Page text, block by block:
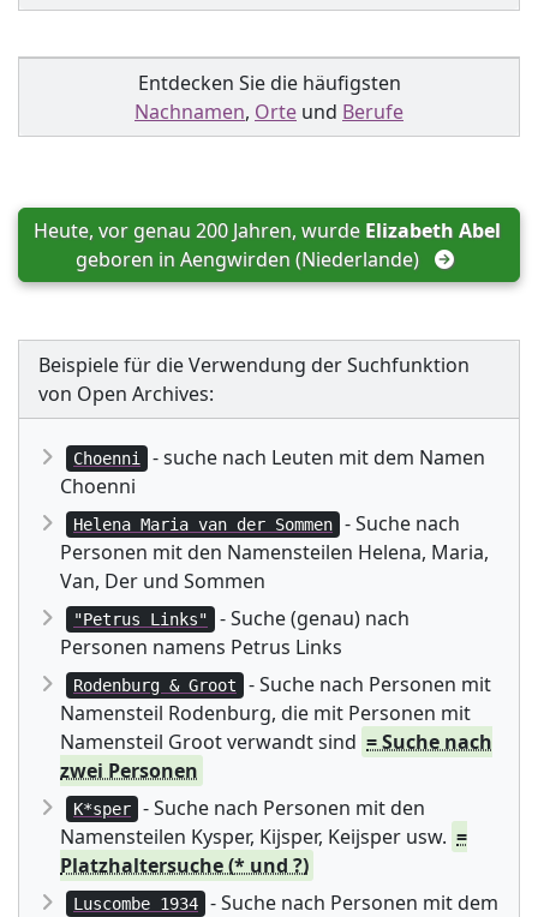
Entdecken Sie die häufigsten
Nachnamen, Orte und Berufe
Heute, vor genau 200 Jahren, wurde Elizabeth Abel
geboren in Aengwirden (Niederlande)
Beispiele für die Verwendung der Suchfunktion
von Open Archives:
Choenni
- suche nach Leuten mit dem Namen
Choenni
Helena Maria van der Sommen
- Suche nach
Personen mit den Namensteilen Helena, Maria,
Van, Der und Sommen
"Petrus Links"
- Suche (genau) nach
Personen namens Petrus Links
Rodenburg & Groot
- Suche nach Personen mit
Namensteil Rodenburg, die mit Personen mit
Namensteil Groot verwandt sind = Suche nach
zwei Personen
K*sper
- Suche nach Personen mit den
Namensteilen Kysper, Kijsper, Keijsper usw. =
Platzhaltersuche (* und ?)
Luscombe 1934
- Suche nach Personen mit dem